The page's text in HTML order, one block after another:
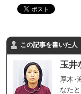
この記事を書いた人
玉井
厚木･
なた